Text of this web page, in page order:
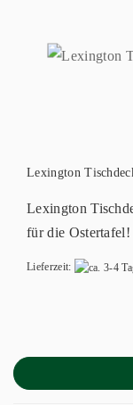
Lexington
Lexington
für die Ostertafel!
Lieferzeit: